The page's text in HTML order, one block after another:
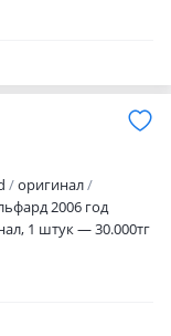
оригинал цена за
оригинал
2006 год
1 штук — 30.000тг